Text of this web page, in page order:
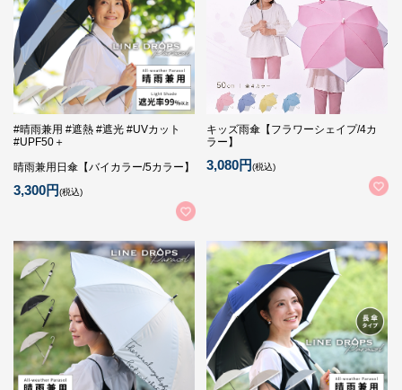
#晴雨兼用 #遮熱 #遮光 #UVカット
#UPF50＋
晴雨兼用日傘【バイカラー/5カラー】
3,300円(税込)
キッズ雨傘【フラワーシェイプ/4カ
ラー】
3,080円(税込)